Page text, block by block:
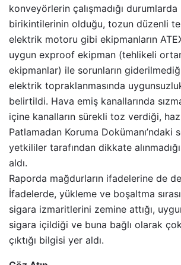
konveyörlerin çalışmadığı
birikintilerinin olduğu, tozun düzenli
elektrik motoru gibi ekipmanların
uygun exproof ekipman (tehlikeli
ekipmanlar) ile sorunların
elektrik topraklanmasında
belirtildi. Hava emiş kanallarında
içine kanalların sürekli toz verdiği,
Patlamadan Koruma Dokümanı’ndaki
yetkililer tarafından dikkate
aldı.
Raporda mağdurların ifadelerine de
İfadelerde, yükleme ve boşaltma
sigara izmaritlerini zemine attığı,
sigara içildiği ve buna bağlı olarak
çıktığı bilgisi yer aldı.